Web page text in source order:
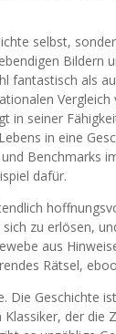
selbst,
Bildern
fantastisch als
in seiner
in eine
Benchmarks
dafür.
zu erlösen,
aus
Rätsel,
Die Geschichte
der